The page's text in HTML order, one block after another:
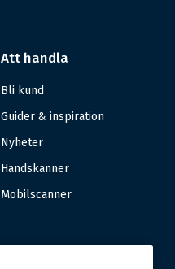
Att handla
Bli kund
Guider & inspiration
Nyheter
Handskanner
Mobilscanner